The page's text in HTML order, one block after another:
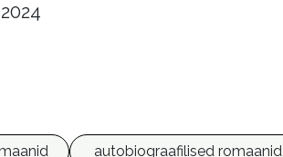
autobiograafilised romaanid